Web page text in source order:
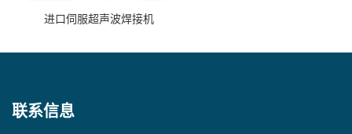
进口伺服超声波焊接机
联系信息